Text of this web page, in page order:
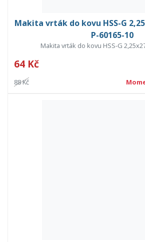
Makita vrták do kovu HSS-G
P-60165-10
Makita vrták do kovu HSS-G
64 Kč
88 Kč